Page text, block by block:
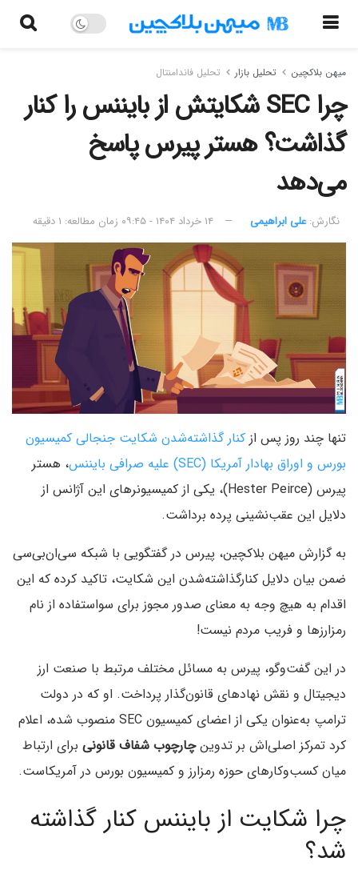
میهن بلاکچین تحلیل بازار تحلیل فاندامنتال
چرا SEC شکایتش از بایننس را کنار
گذاشت؟ هستر پیرس پاسخ
می‌دهد
نگارش:‌ علی ابراهیمی ۱۴ خرداد ۱۴۰۴ - ۰۹:۴۵ زمان مطالعه: ۱ دقیقه
تنها چند روز پس از کنار گذاشته‌شدن شکایت جنجالی کمیسیون
بورس و اوراق بهادار آمریکا (SEC) علیه صرافی بایننس
، هستر
پیرس (Hester Peirce)، یکی از کمیسیونرهای این آژانس از
دلایل این عقب‌نشینی پرده برداشت.
به گزارش میهن بلاکچین، پیرس در گفتگویی با شبکه سی‌ان‌بی‌سی
ضمن بیان دلایل کنارگذاشته‌شدن این شکایت، تاکید کرده که این
اقدام به هیچ وجه به معنای صدور مجوز برای سواستفاده از نام
رمزارزها و فریب مردم نیست!
در این گفت‌وگو، پیرس به مسائل مختلف مرتبط با صنعت ارز
دیجیتال و نقش نهادهای قانون‌گذار پرداخت. او که در دولت
ترامپ به‌عنوان یکی از اعضای کمیسیون SEC منصوب شده، اعلام
کرد تمرکز اصلی‌اش بر تدوینچارچوب شفاف قانونی برای ارتباط
میان کسب‌وکارهای حوزه رمزارز و کمیسیون بورس در آمریکاست.
چرا شکایت از بایننس کنار گذاشته
شد؟